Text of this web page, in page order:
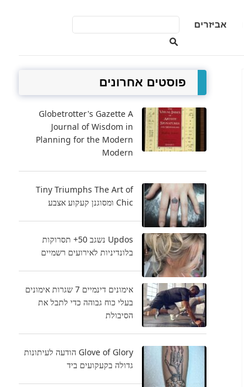
אביזרים
פוסטים אחרונים
Globetrotter's Gazette A
Journal of Wisdom in
Planning for the Modern
Modern
Tiny Triumphs The Art of
Chic ומסוגנן קעקוע אצבע
Updos נשגב 50+ תסרוקות
בלונדיניות לאירועים רשמיים
אימונים דינמיים 7 שגרות אימונים
בעלי כוח גבוהה כדי לתבל את
הסיבולת
Glove of Glory הודעה לעיתונות
גדולה בקעקועים ביד